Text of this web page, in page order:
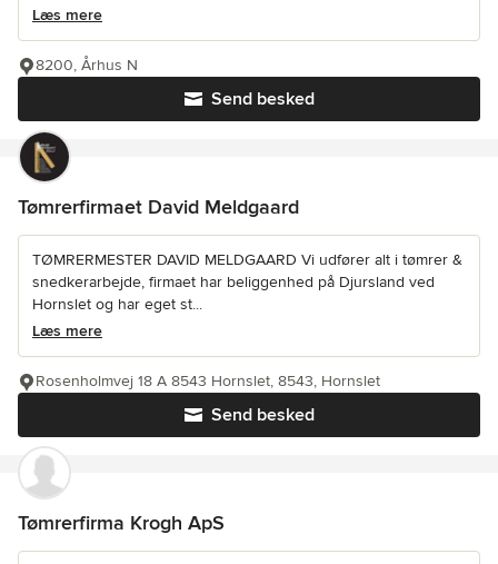
Læs mere
Send besked
8200, Århus N
Tømrerfirmaet David Meldgaard
TØMRERMESTER DAVID MELDGAARD Vi udfører alt i tømrer &
snedkerarbejde, firmaet har beliggenhed på Djursland ved
Hornslet og har eget st...
Læs mere
Send besked
Rosenholmvej 18 A 8543 Hornslet, 8543, Hornslet
Tømrerfirma Krogh ApS